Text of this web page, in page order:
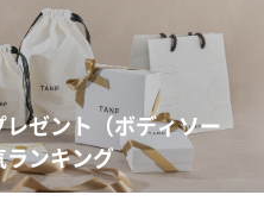
ゼント（ボディソー
ンキング